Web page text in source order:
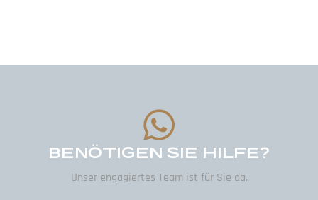
BENÖTIGEN SIE HILFE?
Unser engagiertes Team ist für Sie da.